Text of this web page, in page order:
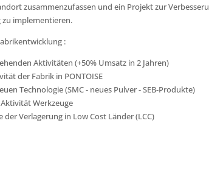
zusammenzufassen und ein Projekt zur
implementieren.
:
Aktivitäten (+50% Umsatz in 2 Jahren)
der Fabrik in PONTOISE
Technologie (SMC - neues Pulver - SEB-Produkte)
Werkzeuge
der Verlagerung in Low Cost Länder (LCC)